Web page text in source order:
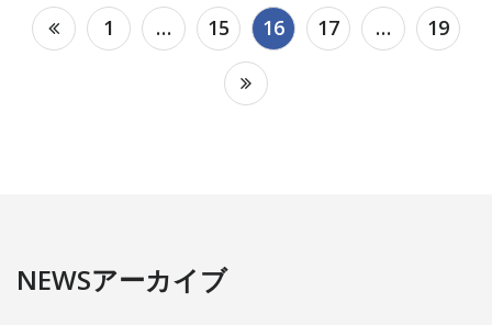
投
稿
り
1 … 15 16 17 … 19
NEWSアーカイブ